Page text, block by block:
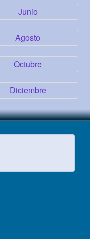
Junio
Agosto
Octubre
Diciembre